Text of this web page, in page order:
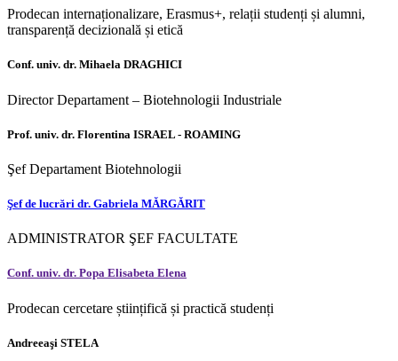
Prodecan internaționalizare, Erasmus+, relații studenți și alumni,
transparență decizională și etică
Conf. univ. dr. Mihaela DRAGHICI
Director Departament – Biotehnologii Industriale
Prof. univ. dr. Florentina ISRAEL - ROAMING
Şef Departament Biotehnologii
Şef de lucrări dr. Gabriela MĂRGĂRIT
ADMINISTRATOR ŞEF FACULTATE
Conf. univ. dr. Popa Elisabeta Elena
Prodecan cercetare științifică și practică studenți
Andreeaşi STELA